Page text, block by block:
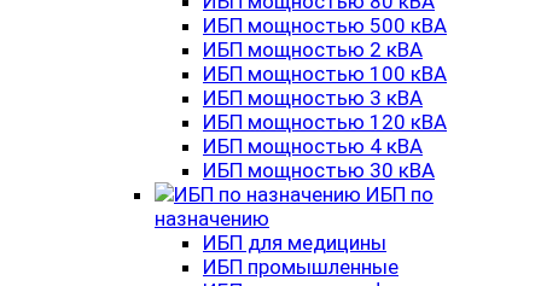
ИБП мощностью 500 кВА
ИБП мощностью 2 кВА
ИБП мощностью 100 кВА
ИБП мощностью 3 кВА
ИБП мощностью 120 кВА
ИБП мощностью 4 кВА
ИБП мощностью 30 кВА
ИБП по
назначению
ИБП для медицины
ИБП промышленные